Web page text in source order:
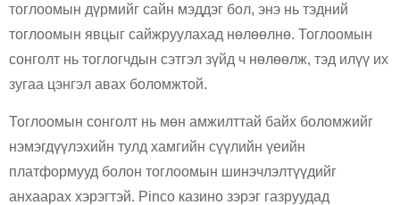
тоглоомын дүрмийг сайн мэддэг бол, энэ нь тэдний
тоглоомын явцыг сайжруулахад нөлөөлнө. Тоглоомын
сонголт нь тоглогчдын сэтгэл зүйд ч нөлөөлж, тэд илүү их
зугаа цэнгэл авах боломжтой.
Тоглоомын сонголт нь мөн амжилттай байх боломжийг
нэмэгдүүлэхийн тулд хамгийн сүүлийн үеийн
платформууд болон тоглоомын шинэчлэлтүүдийг
анхаарах хэрэгтэй. Pinco казино зэрэг газруудад